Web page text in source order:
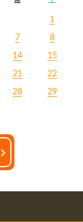
1
7 8
14 15
21 22
28 29